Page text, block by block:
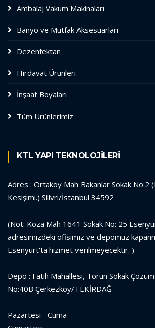
Ambalaj Vakum Makinaları
Banyo ve Mutfak Aksesuarları
Dezenfektan
Hırdavat Ürünleri
İnşaat Boyaları
Tüm Ürünlerimiz
KTL YAPI TEKNOLOJİLERİ
Adres : Ortaköy Mah Bakanlar Sokak No:2
Kesişimi.) Silivri/İstanbul 34592
(Not: Koza Mah 1641 Sokak No: 25
adresimizdeki ofisimiz ve depomuz
Esenyurt'ta hizmet verilmeyecektir. )
Depo : Fatih Mahallesi, Torun Sokak
No:40B Çerkezköy/TEKİRDAĞ
Pazartesi - Cuma